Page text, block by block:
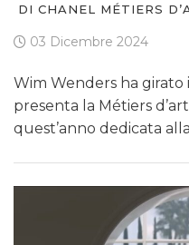
DI CHANEL MÉTIERS
03 Dicembre 2024
Wim Wenders ha girato
presenta la Métiers
quest’anno dedicata